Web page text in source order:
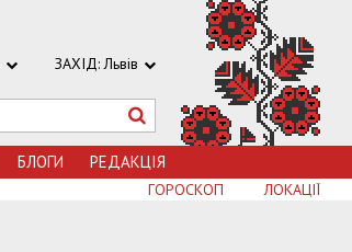
ЗАХІД: Львів
БЛОГИ РЕДАКЦІЯ
ЛОКАЦІЇ
ГОРОСКОП